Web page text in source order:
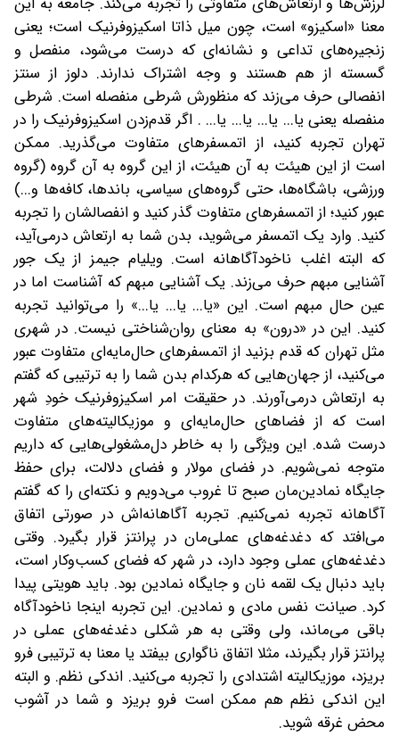
معنا «اسکیزو» است، چون میل ذاتا اسکیزوفرنیک است؛ یعنی
زنجیره‌های تداعی و نشانه‌ای که درست می‌شود، منفصل و
گسسته از هم‌ هستند و وجه اشتراک ندارند. دلوز از سنتز
انفصالی حرف می‌زند که منظورش شرطی منفصله است. شرطی
منفصله یعنی یا‌... یا‌... یا‌... یا‌... . اگر قدم‌زدن اسکیزوفرنیک را در
تهران تجربه کنید، از اتمسفرهای متفاوت می‌گذرید. ممکن
است از این هیئت به آن هیئت، از این گروه به آن گروه (گروه
ورزشی، باشگاه‌ها، حتی گروه‌های سیاسی، باندها، کافه‌ها و...)
عبور ‌کنید؛ از اتمسفرهای متفاوت گذر ‌کنید و انفصالشان را تجربه
‌کنید. وارد یک اتمسفر می‌شوید، بدن شما به ارتعاش درمی‌آید،‌
که البته اغلب ناخودآگاهانه است. ویلیام جیمز از یک‌ جور
آشنایی مبهم حرف می‌زند. یک آشنایی مبهم که آشناست اما در
عین حال مبهم است. این «یا‌... یا‌... یا‌...» را می‌توانید تجربه
کنید. این در «درون» به معنای روان‌شناختی نیست. در شهری
مثل تهران که قدم بزنید از اتمسفرهای حال‌مایه‌ای متفاوت عبور
می‌کنید، از جهان‌هایی که هر‌کدام بدن شما را به ترتیبی که گفتم
به ارتعاش در‌می‌آورند. در حقیقت امر اسکیزوفرنیک خودِ شهر
است که از فضاهای حال‌مایه‌ای و موزیکالیته‌های متفاوت
درست شده. این ویژگی را به خاطر دل‌مشغولی‌هایی که داریم
متوجه نمی‌شویم. در فضای مولار و فضای دلالت، برای حفظ
جایگاه نمادین‌مان صبح تا غروب می‌دویم و نکته‌ای را که گفتم
آگاهانه تجربه نمی‌کنیم. تجربه‌ آگاهانه‌اش در صورتی اتفاق
می‌افتد که دغدغه‌های عملی‌مان در پرانتز قرار بگیرد. وقتی
دغدغه‌های عملی وجود دارد، در شهر که فضای کسب‌وکار است،
باید دنبال یک لقمه نان و جایگاه نمادین بود. باید هویتی پیدا
کرد. صیانت نفس مادی و نمادین. این تجربه اینجا ناخودآگاه
باقی می‌ماند، ولی وقتی به هر شکلی دغدغه‌های عملی در
پرانتز قرار بگیرند، مثلا اتفاق ناگواری بیفتد یا معنا به ترتیبی فرو
بریزد، موزیکالیته اشتدادی را تجربه می‌‌کنید. اندکی نظم. و البته
این اندکی نظم هم ممکن است فرو بریزد و شما در آشوب
محض غرقه شوید.